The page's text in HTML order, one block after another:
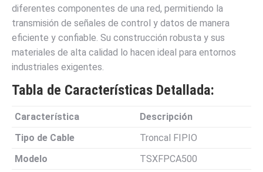
diferentes componentes de una red, permitiendo la
transmisión de señales de control y datos de manera
eficiente y confiable. Su construcción robusta y sus
materiales de alta calidad lo hacen ideal para entornos
industriales exigentes.
Tabla de Características Detallada:
Característica
Descripción
Tipo de Cable
Troncal FIPIO
Modelo
TSXFPCA500